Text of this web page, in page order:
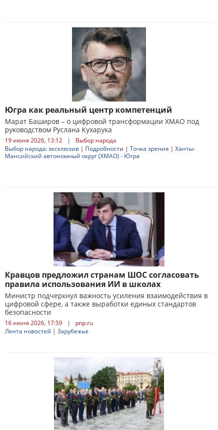
Югра как реальный центр компетенций
Марат Баширов – о цифровой трансформации ХМАО под
руководством Руслана Кухарука
19 июня 2026, 13:12 |
Выбор народа
Выбор народа: эксклюзив | Подробности | Точка зрения | Ханты-
Мансийский автономный округ (ХМАО) - Югра
Кравцов предложил странам ШОС согласовать
правила использования ИИ в школах
Министр подчеркнул важность усиления взаимодействия в
цифровой сфере, а также выработки единых стандартов
безопасности
16 июня 2026, 17:59 |
pnp.ru
Лента новостей | Зарубежье